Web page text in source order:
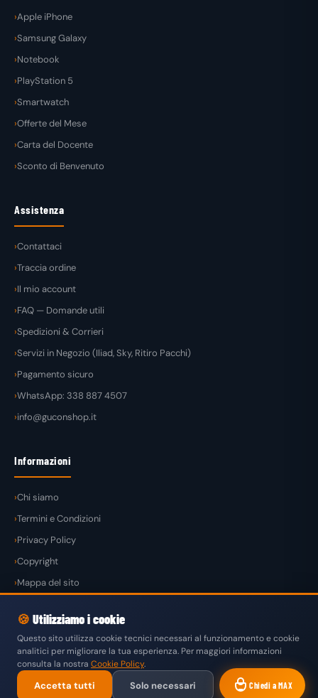
Apple iPhone
Samsung Galaxy
Notebook
PlayStation 5
Smartwatch
Offerte del Mese
Carta del Docente
Sconto di Benvenuto
Assistenza
Contattaci
Traccia ordine
Il mio account
FAQ — Domande utili
Spedizioni & Corrieri
Servizi in Negozio (Iliad, Sky, Ritiro Pacchi)
Pagamento sicuro
WhatsApp: 338 887 4507
info@guconshop.it
Informazioni
Chi siamo
Termini e Condizioni
Privacy Policy
Copyright
Mappa del sito
© 2026 GuconShopdi Guglielmo Conte — Tutti i diritti riservati.
VISA MASTERCARD PAYPAL KLARNA SATISPAY
BONIFICO Chiedi a MAX
🍪 Utilizziamo i cookie
Questo sito utilizza cookie tecnici necessari al funzionamento e cookie
analitici per migliorare la tua esperienza. Per maggiori informazioni
consulta la nostra Cookie Policy.
Accetta tutti Solo necessari